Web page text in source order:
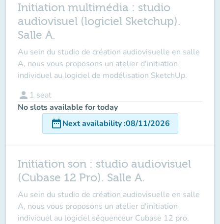
Initiation multimédia : studio
audiovisuel (logiciel Sketchup).
Salle A.
Au sein du studio de création audiovisuelle en salle
A, nous vous proposons un atelier d'initiation
individuel au logiciel de modélisation SketchUp.
person 1 seat
No slots available for today
date_rangeNext availability:08/11/2026
Initiation son : studio audiovisuel
(Cubase 12 Pro). Salle A.
Au sein du studio de création audiovisuelle en salle
A, nous vous proposons un atelier d'initiation
individuel au logiciel séquenceur Cubase 12 pro.